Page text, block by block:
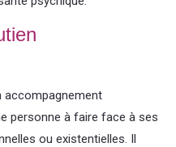
accompagnement
personne à faire face à ses
ou existentielles. Il